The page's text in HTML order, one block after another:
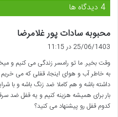
‫4 دیدگاه ها
محبوبه سادات پور غلامرضا
:
25/06/1403 در 11:15
وقت بخیر. ما تو رامسر زندگی می کنیم و
به خاطر آب و هوای اینجا، قفلی که می
داشته باشه و هم کاملا ضد زنگ باشه و با
بار برای همیشه هزینه کنیم و یه قفل ضد
کدوم قفل رو پیشنهاد می کنید؟